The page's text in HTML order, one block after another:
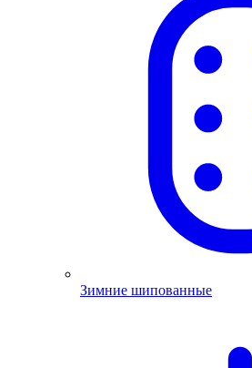
Зимние шипованные